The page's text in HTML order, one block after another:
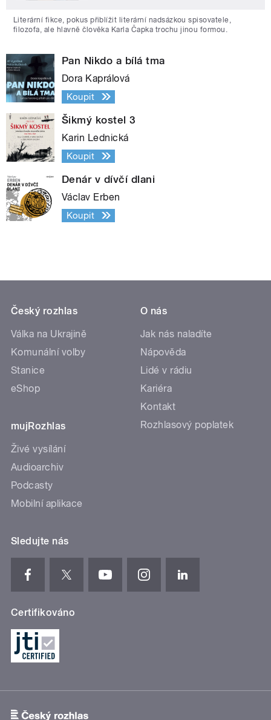
Literární fikce, pokus přiblížit literární nadsázkou spisovatele,
filozofa, ale hlavně člověka Karla Čapka trochu jinou formou.
Pan Nikdo a bílá tma
Dora Kaprálová
Koupit
Šikmý kostel 3
Karin Lednická
Koupit
Denár v dívčí dlani
Václav Erben
Koupit
Český rozhlas
Válka na Ukrajině
Komunální volby
Stanice
eShop
mujRozhlas
Živé vysílání
Audioarchiv
Podcasty
Mobilní aplikace
O nás
Jak nás naladíte
Nápověda
Lidé v rádiu
Kariéra
Kontakt
Rozhlasový poplatek
Sledujte nás
Certifikováno